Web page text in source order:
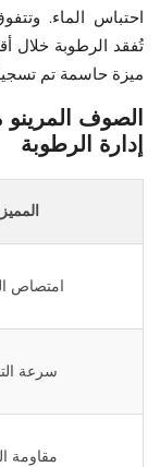
احتباس الماء.
ميزة حاسمة تم
الصوف
إدارة الرطوبة
امتصاص
سرعة
مقاومة